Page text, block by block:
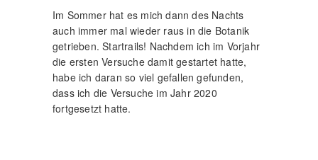
Im Sommer hat es mich dann des Nachts
auch immer mal wieder raus in die Botanik
getrieben. Startrails! Nachdem ich im Vorjahr
die ersten Versuche damit gestartet hatte,
habe ich daran so viel gefallen gefunden,
dass ich die Versuche im Jahr 2020
fortgesetzt hatte.